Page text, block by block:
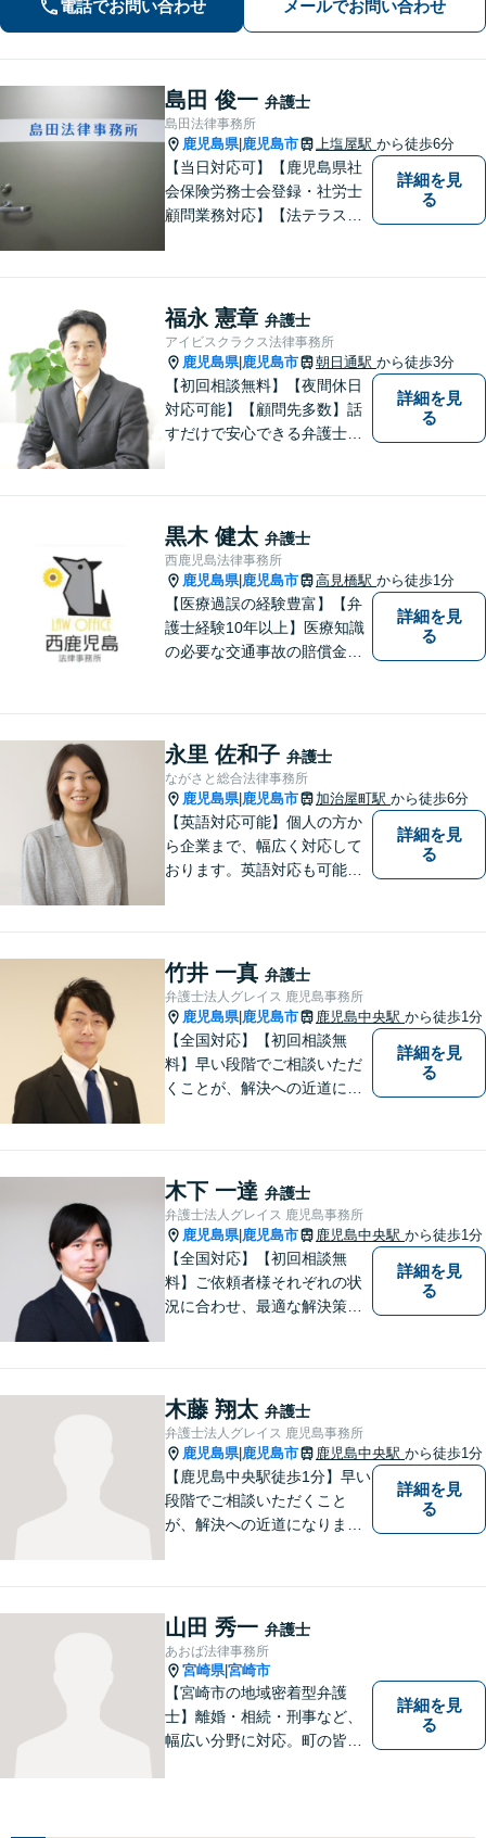
歩を力強くサポートします。
電話でお問い合わせ メールでお問い合わせ
島田 俊一 弁護士
島田法律事務所
鹿児島県| 鹿児島市 上塩屋駅 から徒歩6分
【当日対応可】【鹿児島県社
会保険労務士会登録・社労士
顧問業務対応】【法テラス対
詳細を見
る
福永 憲章 弁護士
アイビスクラクス法律事務所
鹿児島県| 鹿児島市 朝日通駅 から徒歩3分
【初回相談無料】【夜間休日
対応可能】【顧問先多数】話
すだけで安心できる弁護士を
ルでありたいと思っていま
す。
詳細を見
る
黒木 健太 弁護士
西鹿児島法律事務所
鹿児島県| 鹿児島市 高見橋駅 から徒歩1分
【医療過誤の経験豊富】【弁
護士経験10年以上】医療知識
の必要な交通事故の賠償金請
さい。依頼者様との信頼関係
を大切に解決へ向けて尽力い
たします。【休日・夜間対応
可】
詳細を見
る
永里 佐和子 弁護士
ながさと総合法律事務所
鹿児島県| 鹿児島市 加治屋町駅 から徒歩6分
【英語対応可能】個人の方か
ら企業まで、幅広く対応して
おります。英語対応も可能で
詳細を見
る
竹井 一真 弁護士
弁護士法人グレイス 鹿児島事務所
鹿児島県| 鹿児島市 鹿児島中央駅 から徒歩1分
【全国対応】【初回相談無
料】早い段階でご相談いただ
くことが、解決への近道にな
どんなご相談でも、どうぞお
気軽にお声がけください。
【電話・WEB相談も対応可
能】
詳細を見
る
木下 一達 弁護士
弁護士法人グレイス 鹿児島事務所
鹿児島県| 鹿児島市 鹿児島中央駅 から徒歩1分
【全国対応】【初回相談無
料】ご依頼者様それぞれの状
況に合わせ、最適な解決策を
き合い、解決までしっかりサ
ポートします。【電話・WEB
相談も対応可能】
詳細を見
る
木藤 翔太 弁護士
弁護士法人グレイス 鹿児島事務所
鹿児島県| 鹿児島市 鹿児島中央駅 から徒歩1分
【鹿児島中央駅徒歩1分】早い
段階でご相談いただくこと
が、解決への近道になりま
なご相談でも、どうぞお気軽
にお声がけください。【初回
相談無料】【電話・WEB面談
可】
詳細を見
る
山田 秀一 弁護士
あおば法律事務所
宮崎県|宮崎市
【宮崎市の地域密着型弁護
士】離婚・相続・刑事など、
幅広い分野に対応。町の皆様
詳細を見
る